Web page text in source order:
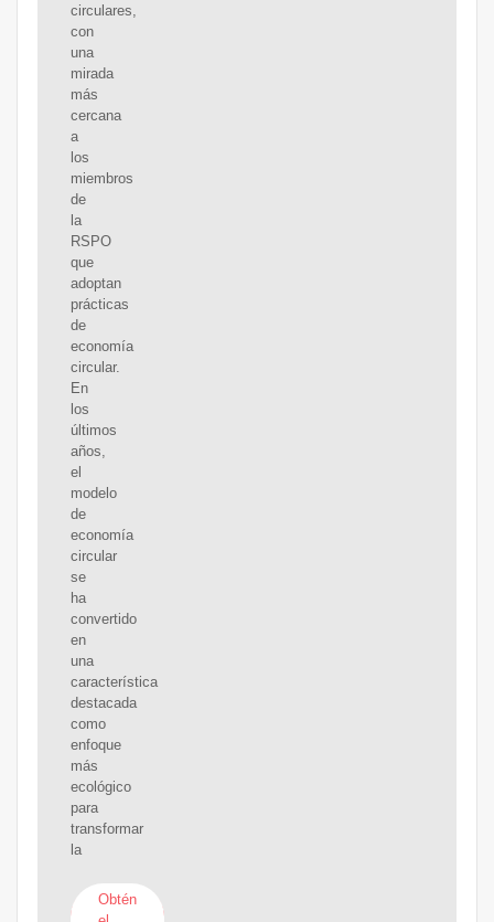
circulares,
con
una
mirada
más
cercana
a
los
miembros
de
la
RSPO
que
adoptan
prácticas
de
economía
circular.
En
los
últimos
años,
el
modelo
de
economía
circular
se
ha
convertido
en
una
característica
destacada
como
enfoque
más
ecológico
para
transformar
la
Obtén